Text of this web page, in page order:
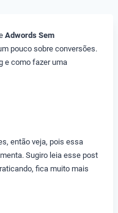
Adwords Sem
pouco sobre conversões.
e como fazer uma
então veja, pois essa
Sugiro leia esse post
fica muito mais